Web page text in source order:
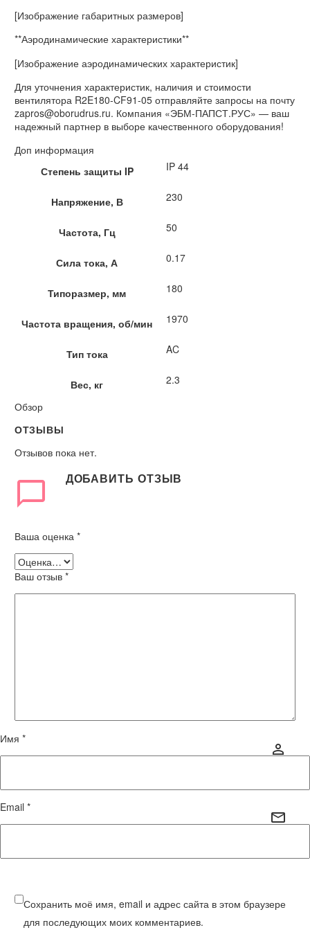
[Изображение габаритных размеров]
**Аэродинамические характеристики**
[Изображение аэродинамических характеристик]
Для уточнения характеристик, наличия и стоимости
вентилятора R2E180-CF91-05 отправляйте запросы на почту
zapros@oborudrus.ru. Компания «ЭБМ-ПАПСТ.РУС» — ваш
надежный партнер в выборе качественного оборудования!
Доп информация
Степень защиты IP
IP 44
Напряжение, В 230
Частота, Гц 50
Сила тока, А 0.17
Типоразмер, мм 180
Частота вращения, об/мин 1970
Тип тока AC
Вес, кг
2.3
Обзор
ОТЗЫВЫ
Отзывов пока нет.
ДОБАВИТЬ ОТЗЫВ
Ваша оценка *
Ваш отзыв *
Имя *
Email *
Сохранить моё имя, email и адрес сайта в этом браузере
для последующих моих комментариев.